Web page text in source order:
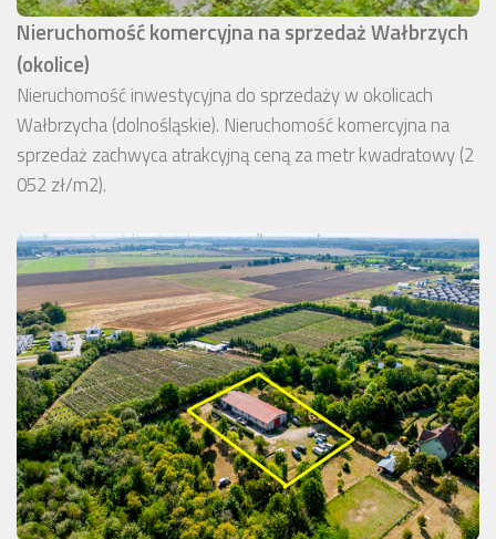
Nieruchomość komercyjna na sprzedaż Wałbrzych
(okolice)
Nieruchomość inwestycyjna do sprzedaży w okolicach
Wałbrzycha (dolnośląskie). Nieruchomość komercyjna na
sprzedaż zachwyca atrakcyjną ceną za metr kwadratowy (2
052 zł/m2).